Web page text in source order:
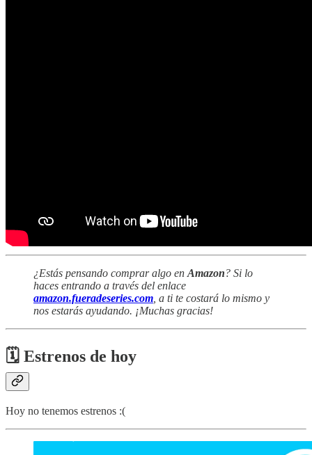
¿Estás pensando comprar algo en Amazon? Si lo
haces entrando a través del enlace
amazon.fueradeseries.com , a ti te costará lo mismo y
nos estarás ayudando. ¡Muchas gracias!
🗓 Estrenos de hoy
Hoy no tenemos estrenos :(